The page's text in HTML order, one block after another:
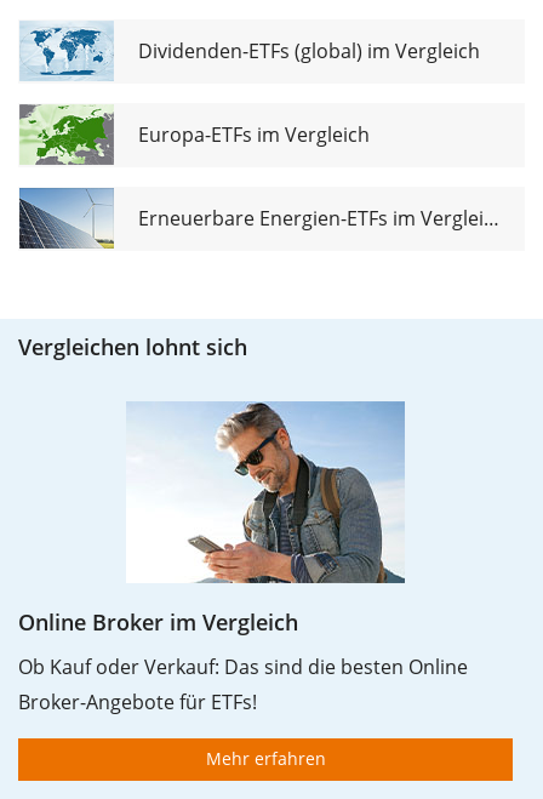
Dividenden-ETFs (global) im Vergleich
Europa-ETFs im Vergleich
Erneuerbare Energien-ETFs im Vergleich
Vergleichen lohnt sich
Online Broker im Vergleich
Ob Kauf oder Verkauf: Das sind die besten Online
Broker-Angebote für ETFs!
Mehr erfahren